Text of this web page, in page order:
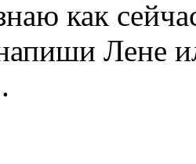
как
Лене